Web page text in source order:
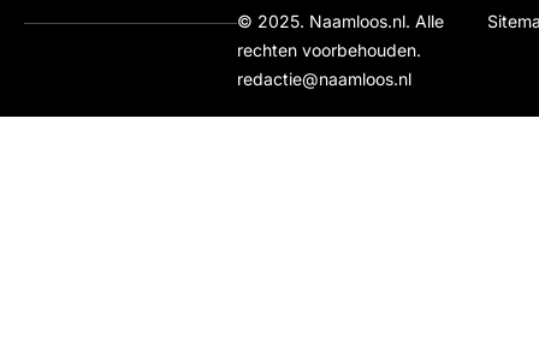
© 2025. Naamloos.nl. Alle
rechten voorbehouden.
redactie@naamloos.nl